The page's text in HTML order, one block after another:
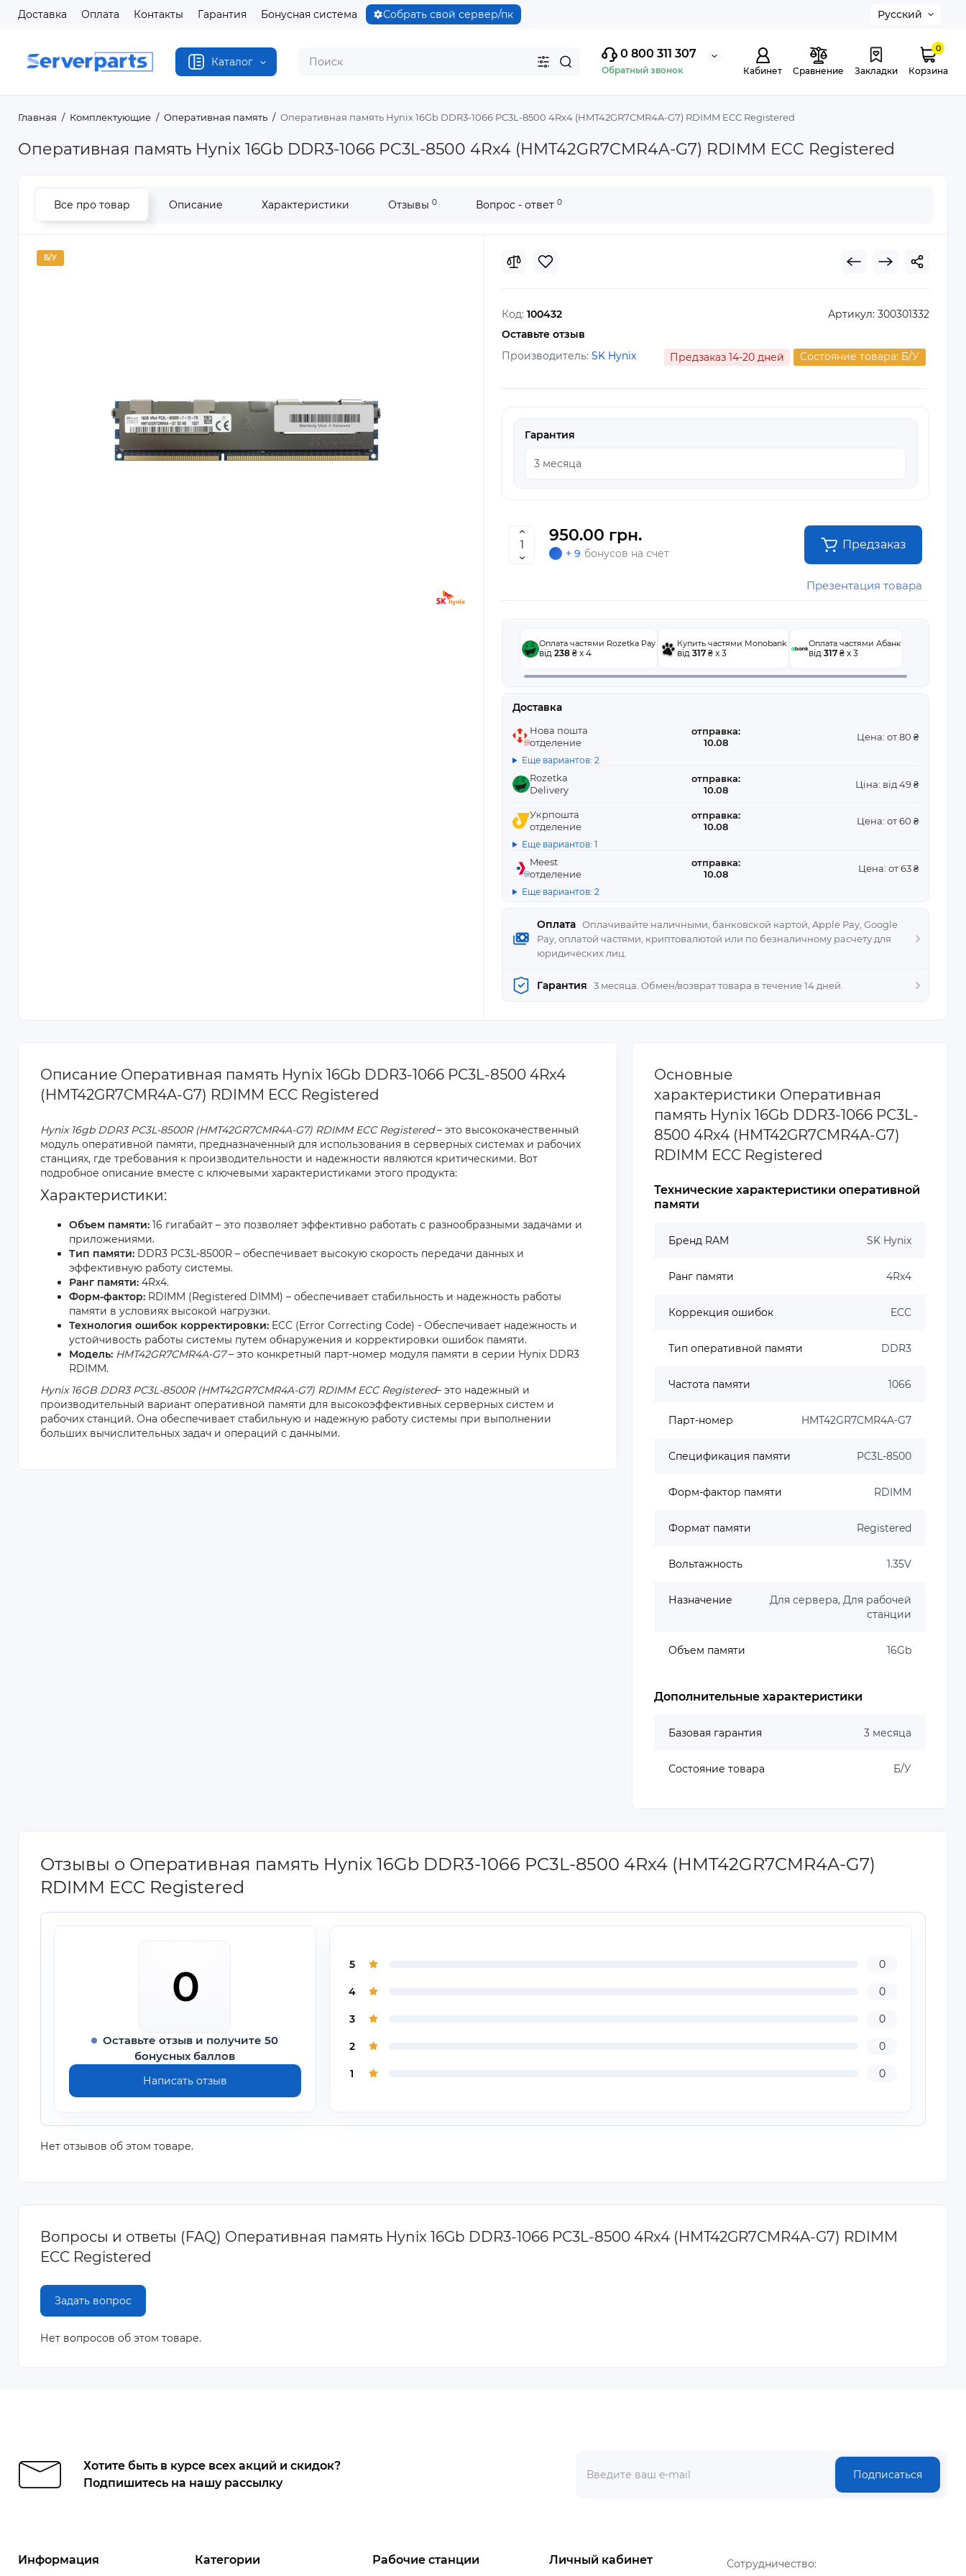
Доставка Оплата Контакты Гарантия Бонусная система Собрать свой сервер/пк Русский
Каталог
0 800 311 307
Обратный звонок Кабинет Сравнение Закладки
0
Корзина
Главная Комплектующие Оперативная память Оперативная память Hynix 16Gb DDR3-1066 PC3L-8500 4Rx4 (HMT42GR7CMR4A-G7) RDIMM ECC Registered
Оперативная память Hynix 16Gb DDR3-1066 PC3L-8500 4Rx4 (HMT42GR7CMR4A-G7) RDIMM ECC Registered
Все про товар Описание Характеристики Отзывы 0 Вопрос - ответ 0
Б/У
Код: 100432
Оставьте отзыв
Артикул: 300301332
Производитель: SK Hynix Предзаказ 14-20 дней Состояние товара: Б/У
Гарантия
950.00 грн.
+ 9 бонусов на счет
Предзаказ
Презентация товара
Оплата Оплачивайте наличными, банковской картой, Apple Pay, Google
Pay, оплатой частями, криптовалютой или по безналичному расчету для
юридических лиц.
Оплата частями Rozetka Pay
від 238 ₴ x 4
Купить частями Monobank
від 317 ₴ x 3
Оплата частями Абанк
від 317 ₴ x 3
Доставка
Нова пошта
отделение
отправка:
10.08
Цена: от 80 ₴
Еще вариантов: 2
Rozetka
Delivery
отправка:
10.08
Ціна: від 49 ₴
Укрпошта
отделение
отправка:
10.08
Цена: от 60 ₴
Еще вариантов: 1
Meest
отделение
отправка:
10.08
Цена: от 63 ₴
Еще вариантов: 2
Гарантия 3 месяца. Обмен/возврат товара в течение 14 дней.
Описание Оперативная память Hynix 16Gb DDR3-1066 PC3L-8500 4Rx4
(HMT42GR7CMR4A-G7) RDIMM ECC Registered
Hynix 16gb DDR3 PC3L-8500R (HMT42GR7CMR4A-G7) RDIMM ECC Registered– это высококачественный
модуль оперативной памяти, предназначенный для использования в серверных системах и рабочих
станциях, где требования к производительности и надежности являются критическими. Вот
подробное описание вместе с ключевыми характеристиками этого продукта:
Характеристики:
Объем памяти: 16 гигабайт – это позволяет эффективно работать с разнообразными задачами и
приложениями.
Тип памяти: DDR3 PC3L-8500R – обеспечивает высокую скорость передачи данных и
эффективную работу системы.
Ранг памяти: 4Rx4.
Форм-фактор: RDIMM (Registered DIMM) – обеспечивает стабильность и надежность работы
памяти в условиях высокой нагрузки.
Технология ошибок корректировки: ECC (Error Correcting Code) - Обеспечивает надежность и
устойчивость работы системы путем обнаружения и корректировки ошибок памяти.
Модель: HMT42GR7CMR4A-G7– это конкретный парт-номер модуля памяти в серии Hynix DDR3
RDIMM.
Hynix 16GB DDR3 PC3L-8500R (HMT42GR7CMR4A-G7) RDIMM ECC Registered– это надежный и
производительный вариант оперативной памяти для высокоэффективных серверных систем и
рабочих станций. Она обеспечивает стабильную и надежную работу системы при выполнении
больших вычислительных задач и операций с данными.
Основные
характеристики Оперативная
память Hynix 16Gb DDR3-1066 PC3L-
8500 4Rx4 (HMT42GR7CMR4A-G7)
RDIMM ECC Registered
Технические характеристики оперативной
памяти
Бренд RAM SK Hynix
Ранг памяти 4Rx4
Коррекция ошибок ECC
Тип оперативной памяти DDR3
Частота памяти 1066
Парт-номер HMT42GR7CMR4A-G7
Спецификация памяти PC3L-8500
Форм-фактор памяти RDIMM
Формат памяти Registered
Вольтажность 1.35V
Назначение
Для сервера, Для рабочей
станции
Объем памяти 16Gb
Дополнительные характеристики
Базовая гарантия 3 месяца
Состояние товара Б/У
Отзывы о Оперативная память Hynix 16Gb DDR3-1066 PC3L-8500 4Rx4 (HMT42GR7CMR4A-G7)
RDIMM ECC Registered
0
Оставьте отзыв и получите 50
бонусных баллов
Написать отзыв
5 0
4 0
3 0
2 0
1 0
Нет отзывов об этом товаре.
Вопросы и ответы (FAQ) Оперативная память Hynix 16Gb DDR3-1066 PC3L-8500 4Rx4 (HMT42GR7CMR4A-G7) RDIMM
ECC Registered
Задать вопрос
Нет вопросов об этом товаре.
Хотите быть в курсе всех акций и скидок?
Подпишитесь на нашу рассылку
Подписаться
Информация Категории Рабочие станции Личный кабинет
Сотрудничество: